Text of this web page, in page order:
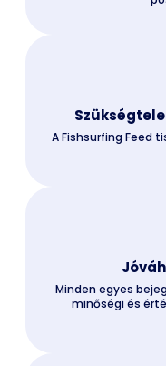
A Fishsurfing Feed
Minden egyes
minőségi és